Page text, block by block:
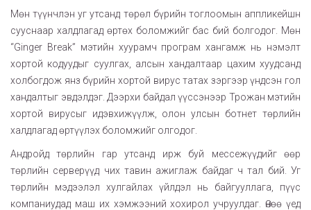
Мөн түүнчлэн уг утсанд төрөл бүрийн тоглоомын аппликейшн
сууснаар халдлагад өртөх боломжийг бас бий болгодог. Мөн
“Ginger Break” мэтийн хуурамч програм хангамж нь нэмэлт
хортой кодуудыг суулгах, алсын хандалтаар цахим хуудсанд
холбогдож янз бүрийн хортой вирус татах зэргээр үндсэн гол
хандалтыг эвдэлдэг. Дээрхи байдал үүссэнээр Трожан мэтийн
хортой вирусыг идэвхижүүлж, олон улсын ботнет төрлийн
халдлагад өртүүлэх боломжийг олгодог.
Андройд төрлийн гар утсанд ирж буй мессежүүдийг өөр
төрлийн серверүүд чих тавин ажиглаж байдаг ч тал бий. Уг
төрлийн мэдээлэл хулгайлах үйлдэл нь байгууллага, пүүс
компаниудад маш их хэмжээний хохирол учруулдаг. Өнөө үед